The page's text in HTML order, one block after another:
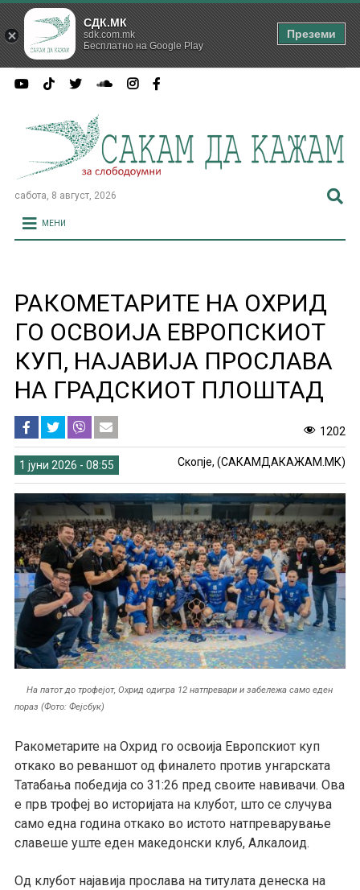
сабота, 8 август, 2026
МЕНИ
РАКОМЕТАРИТЕ НА ОХРИД
ГО ОСВОИЈА ЕВРОПСКИОТ
КУП, НАЈАВИЈА ПРОСЛАВА
НА ГРАДСКИОТ ПЛОШТАД
1202
1 јуни 2026 - 08:55 Скопје, (САКАМДАКАЖАМ.МК)
На патот до трофејот, Охрид одигра 12 натпревари и забележа само еден
пораз (Фото: Фејсбук)
Ракометарите на Охрид го освоија Европскиот куп
откако во реваншот од финалето против унгарската
Татабања победија со 31:26 пред своите навивачи. Ова
е прв трофеј во историјата на клубот, што се случува
само една година откако во истото натпреварување
славеше уште еден македонски клуб, Алкалоид.
Од клубот најавија прослава на титулата денеска на
СДК.МК
sdk.com.mk
Бесплатно на Google Play
Преземи